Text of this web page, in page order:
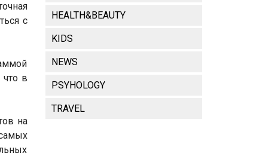
с
в
на
HEALTH&BEAUTY
KIDS
NEWS
PSYHOLOGY
TRAVEL